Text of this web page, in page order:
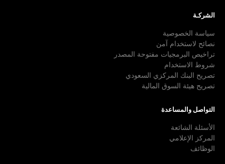
الشركـة
سياسة الخصوصية
نصائح لاستخدام آمن
تراخيص البرمجيات مفتوحة المصدر
شروط الاستخدام
تصريح البنك المركزي السعودي
تصريح هيئة السوق المالية
التواصل والمساعدة
الأسئلة الشائعة
المركز الإعلامي
الوظائف